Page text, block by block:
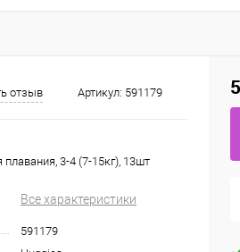
отзыв Артикул: 591179
3-4 (7-15кг), 13шт
Все характеристики
591179